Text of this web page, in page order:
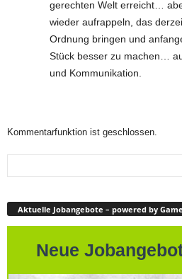
gerechten Welt erreicht…
wieder aufrappeln, das
Ordnung bringen und
Stück besser zu machen…
und Kommunikation.
Kommentarfunktion ist geschlossen.
Aktuelle Jobangebote – powered by